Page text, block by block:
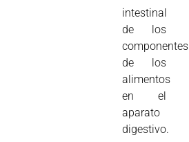
intestinal
de los
componentes
de los
alimentos
en el
aparato
digestivo.